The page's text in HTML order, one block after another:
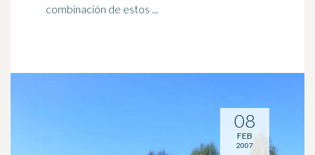
combinación de estos ...
08
FEB
2007